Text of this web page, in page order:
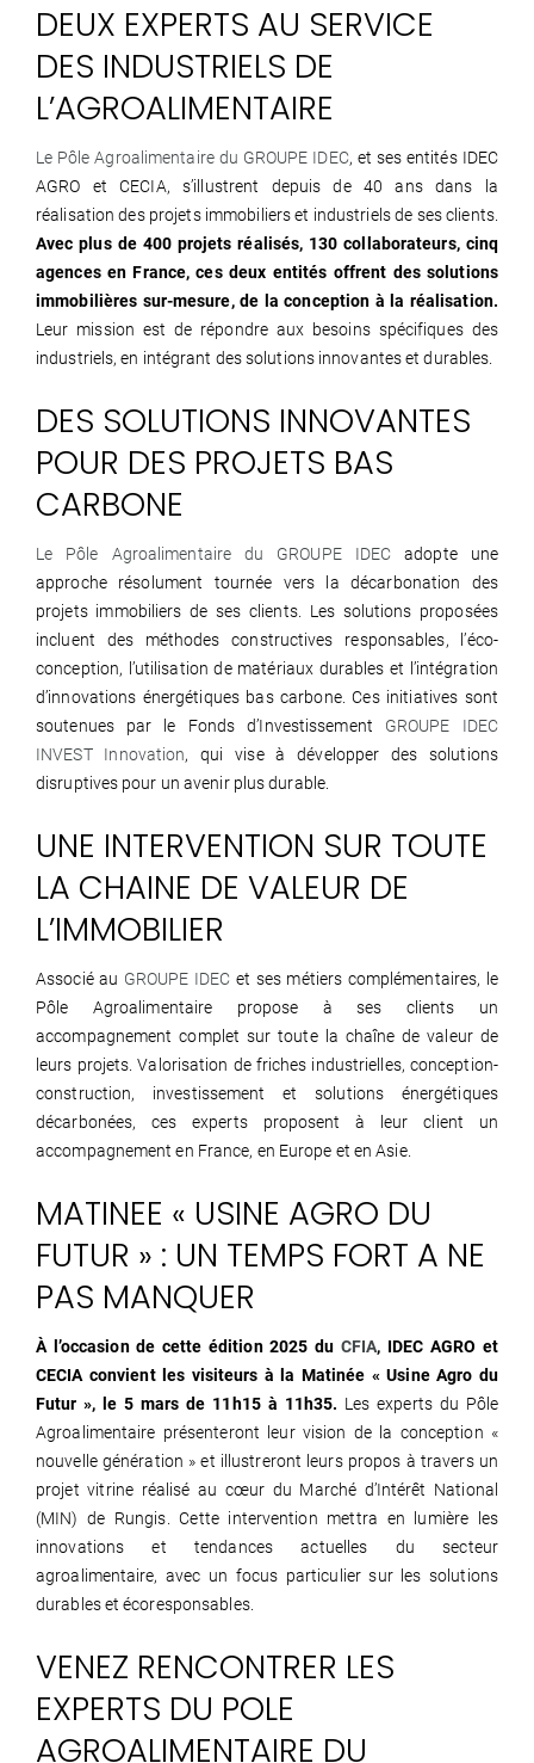
DEUX EXPERTS AU SERVICE
DES INDUSTRIELS DE
L’AGROALIMENTAIRE
Le Pôle Agroalimentaire du GROUPE IDEC, et ses entités IDEC
AGRO et CECIA, s’illustrent depuis de 40 ans dans la
réalisation des projets immobiliers et industriels de ses clients.
Avec plus de 400 projets réalisés, 130 collaborateurs, cinq
agences en France, ces deux entités offrent des solutions
immobilières sur-mesure, de la conception à la réalisation.
Leur mission est de répondre aux besoins spécifiques des
industriels, en intégrant des solutions innovantes et durables.
DES SOLUTIONS INNOVANTES
POUR DES PROJETS BAS
CARBONE
Le Pôle Agroalimentaire du GROUPE IDEC adopte une
approche résolument tournée vers la décarbonation des
projets immobiliers de ses clients. Les solutions proposées
incluent des méthodes constructives responsables, l’éco-
conception, l’utilisation de matériaux durables et l’intégration
d’innovations énergétiques bas carbone. Ces initiatives sont
soutenues par le Fonds d’Investissement GROUPE IDEC
INVEST Innovation, qui vise à développer des solutions
disruptives pour un avenir plus durable.
UNE INTERVENTION SUR TOUTE
LA CHAINE DE VALEUR DE
L’IMMOBILIER
Associé au GROUPE IDEC et ses métiers complémentaires, le
Pôle Agroalimentaire propose à ses clients un
accompagnement complet sur toute la chaîne de valeur de
leurs projets. Valorisation de friches industrielles, conception-
construction, investissement et solutions énergétiques
décarbonées, ces experts proposent à leur client un
accompagnement en France, en Europe et en Asie.
MATINEE « USINE AGRO DU
FUTUR » : UN TEMPS FORT A NE
PAS MANQUER
À l’occasion de cette édition 2025 du CFIA, IDEC AGRO et
CECIA convient les visiteurs à la Matinée « Usine Agro du
Futur », le 5 mars de 11h15 à 11h35. Les experts du Pôle
Agroalimentaire présenteront leur vision de la conception «
nouvelle génération » et illustreront leurs propos à travers un
projet vitrine réalisé au cœur du Marché d’Intérêt National
(MIN) de Rungis. Cette intervention mettra en lumière les
innovations et tendances actuelles du secteur
agroalimentaire, avec un focus particulier sur les solutions
durables et écoresponsables.
VENEZ RENCONTRER LES
EXPERTS DU POLE
AGROALIMENTAIRE DU